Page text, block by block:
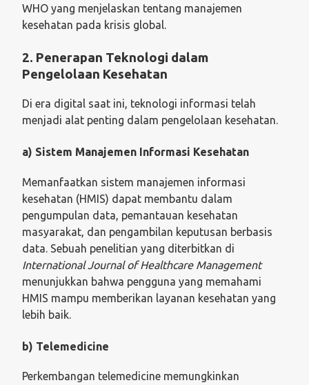
WHO yang menjelaskan tentang manajemen
kesehatan pada krisis global.
2. Penerapan Teknologi dalam
Pengelolaan Kesehatan
Di era digital saat ini, teknologi informasi telah
menjadi alat penting dalam pengelolaan kesehatan.
a) Sistem Manajemen Informasi Kesehatan
Memanfaatkan sistem manajemen informasi
kesehatan (HMIS) dapat membantu dalam
pengumpulan data, pemantauan kesehatan
masyarakat, dan pengambilan keputusan berbasis
data. Sebuah penelitian yang diterbitkan di
International Journal of Healthcare Management
menunjukkan bahwa pengguna yang memahami
HMIS mampu memberikan layanan kesehatan yang
lebih baik.
b) Telemedicine
Perkembangan telemedicine memungkinkan